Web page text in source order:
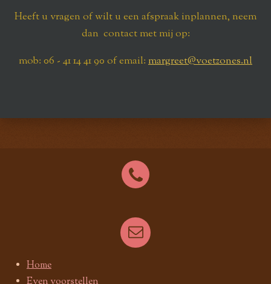
Heeft u vragen of wilt u een afspraak inplannen, neem
dan contact met mij op:
mob: 06 - 41 14 41 90 of email: margreet@voetzones.nl
Home